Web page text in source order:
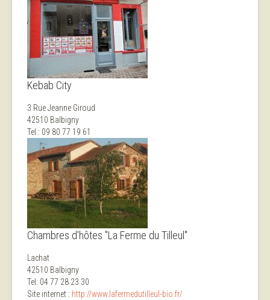
Kebab City
3 Rue Jeanne Giroud
42510 Balbigny
Tel : 09 80 77 19 61
Chambres d'hôtes "La Ferme du Tilleul"
Lachat
42510 Balbigny
Tel: 04 77 28 23 30
Site internet : http://www.lafermedutilleul-bio.fr/